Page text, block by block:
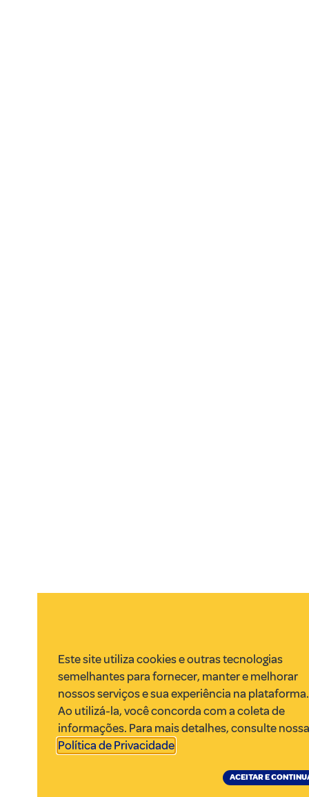
Este site utiliza cookies e outras tecnologias
semelhantes para fornecer, manter e melhorar
nossos serviços e sua experiência na plataforma.
Ao utilizá-la, você concorda com a coleta de
informações. Para mais detalhes, consulte
Política de Privacidade
ACEITAR E